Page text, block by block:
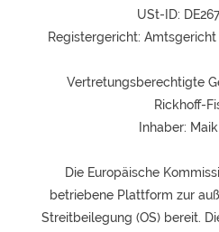
USt-ID:
Registergericht: Amtsgericht
Vertretungsberechtigte
Rickhoff-
Inhaber:
Die Europäische
betriebene Plattform zur
Streitbeilegung (OS) bereit.